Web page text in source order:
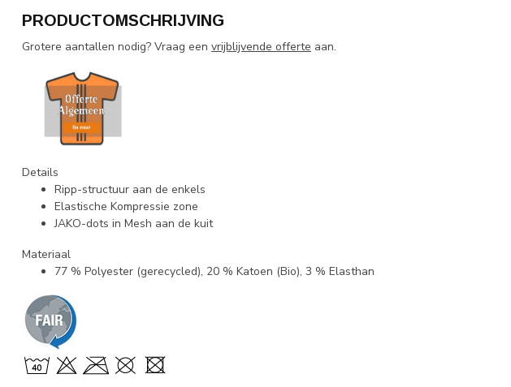
PRODUCTOMSCHRIJVING
Grotere aantallen nodig? Vraag een vrijblijvende offerte aan.
Details
Ripp-structuur aan de enkels
Elastische Kompressie zone
JAKO-dots in Mesh aan de kuit
Materiaal
77 % Polyester (gerecycled), 20 % Katoen (Bio), 3 % Elasthan